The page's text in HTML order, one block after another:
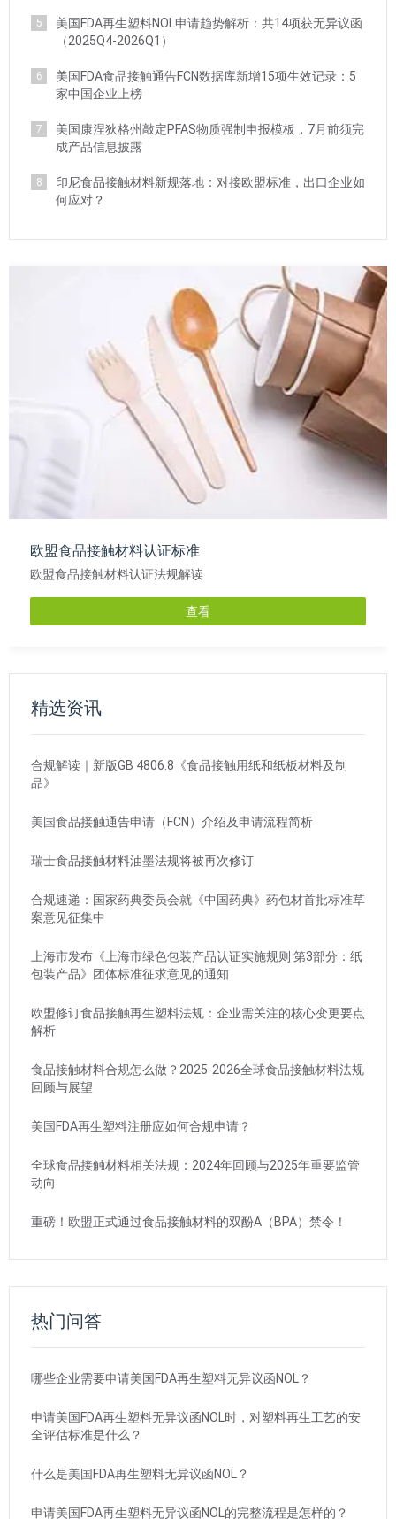
5
美国FDA再生塑料NOL申请趋势解析：共14项获无异议函
（2025Q4-2026Q1）
6
美国FDA食品接触通告FCN数据库新增15项生效记录：5
家中国企业上榜
7
美国康涅狄格州敲定PFAS物质强制申报模板，7月前须完
成产品信息披露
8
印尼食品接触材料新规落地：对接欧盟标准，出口企业如
何应对？
欧盟食品接触材料认证标准
欧盟食品接触材料认证法规解读
查看
精选资讯
合规解读｜新版GB 4806.8《食品接触用纸和纸板材料及制
品》
美国食品接触通告申请（FCN）介绍及申请流程简析
瑞士食品接触材料油墨法规将被再次修订
合规速递：国家药典委员会就《中国药典》药包材首批标准草
案意见征集中
上海市发布《上海市绿色包装产品认证实施规则 第3部分：纸
包装产品》团体标准征求意见的通知
欧盟修订食品接触再生塑料法规：企业需关注的核心变更要点
解析
食品接触材料合规怎么做？2025-2026全球食品接触材料法规
回顾与展望
美国FDA再生塑料注册应如何合规申请？
全球食品接触材料相关法规：2024年回顾与2025年重要监管
动向
重磅！欧盟正式通过食品接触材料的双酚A（BPA）禁令！
热门问答
哪些企业需要申请美国FDA再生塑料无异议函NOL？
申请美国FDA再生塑料无异议函NOL时，对塑料再生工艺的安
全评估标准是什么？
什么是美国FDA再生塑料无异议函NOL？
申请美国FDA再生塑料无异议函NOL的完整流程是怎样的？